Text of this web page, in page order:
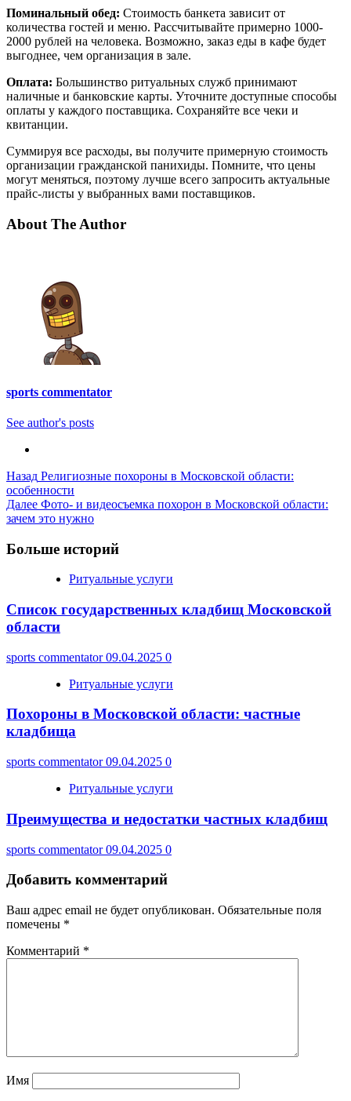
Поминальный обед: Стоимость банкета зависит от
количества гостей и меню. Рассчитывайте примерно 1000-
2000 рублей на человека. Возможно, заказ еды в кафе будет
выгоднее, чем организация в зале.
Оплата: Большинство ритуальных служб принимают
наличные и банковские карты. Уточните доступные способы
оплаты у каждого поставщика. Сохраняйте все чеки и
квитанции.
Суммируя все расходы, вы получите примерную стоимость
организации гражданской панихиды. Помните, что цены
могут меняться, поэтому лучше всего запросить актуальные
прайс-листы у выбранных вами поставщиков.
About The Author
sports commentator
See author's posts
Post
Navigation
Назад Религиозные похороны в Московской области:
особенности
Далее Фото- и видеосъемка похорон в Московской области:
зачем это нужно
Больше историй
Ритуальные услуги
Список государственных кладбищ Московской
области
sports commentator09.04.2025 0
Ритуальные услуги
Похороны в Московской области: частные
кладбища
sports commentator09.04.2025 0
Ритуальные услуги
Преимущества и недостатки частных кладбищ
sports commentator09.04.2025 0
Добавить комментарий
Ваш адрес email не будет опубликован. Обязательные поля
помечены *
Комментарий *
Имя